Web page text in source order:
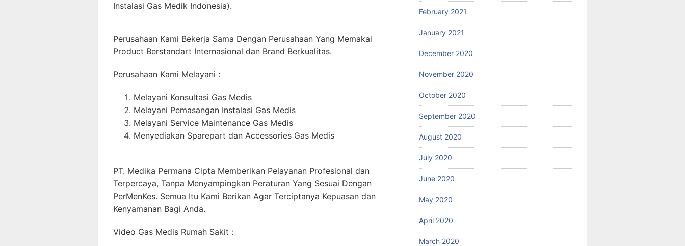
Instalasi Gas Medik Indonesia).
Perusahaan Kami Bekerja Sama Dengan Perusahaan Yang Memakai
Product Berstandart Internasional dan Brand Berkualitas.
Perusahaan Kami Melayani :
Melayani Konsultasi Gas Medis
Melayani Pemasangan Instalasi Gas Medis
Melayani Service Maintenance Gas Medis
Menyediakan Sparepart dan Accessories Gas Medis
PT. Medika Permana Cipta Memberikan Pelayanan Profesional dan
Terpercaya, Tanpa Menyampingkan Peraturan Yang Sesuai Dengan
PerMenKes. Semua Itu Kami Berikan Agar Terciptanya Kepuasan dan
Kenyamanan Bagi Anda.
Video Gas Medis Rumah Sakit :
February 2021
January 2021
December 2020
November 2020
October 2020
September 2020
August 2020
July 2020
June 2020
May 2020
April 2020
March 2020